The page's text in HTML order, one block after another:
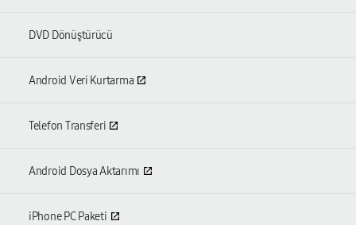
DVD Dönüştürücü
Android Veri Kurtarma
Telefon Transferi
Android Dosya Aktarımı
iPhone PC Paketi